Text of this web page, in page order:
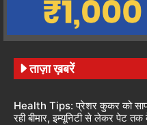
ताज़ा ख़बरें
Health Tips: प्रेशर कुकर को साफ
रही बीमार, इम्यूनिटी से लेकर पेट